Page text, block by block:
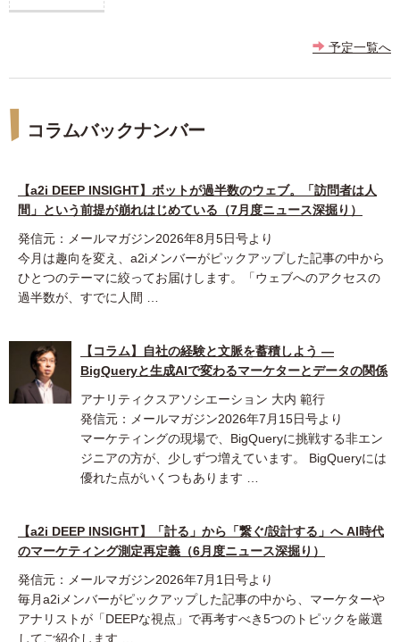
予定一覧へ
コラムバックナンバー
【a2i DEEP INSIGHT】ボットが過半数のウェブ。「訪問者は人
間」という前提が崩れはじめている（7月度ニュース深掘り）
発信元：メールマガジン2026年8月5日号より
今月は趣向を変え、a2iメンバーがピックアップした記事の中から
ひとつのテーマに絞ってお届けします。「ウェブへのアクセスの
過半数が、すでに人間 …
【コラム】自社の経験と文脈を蓄積しよう ―
BigQueryと生成AIで変わるマーケターとデータの関係
アナリティクスアソシエーション 大内 範行
発信元：メールマガジン2026年7月15日号より
マーケティングの現場で、BigQueryに挑戦する非エン
ジニアの方が、少しずつ増えています。 BigQueryには
優れた点がいくつもあります …
【a2i DEEP INSIGHT】「計る」から「繋ぐ/設計する」へ AI時代
のマーケティング測定再定義（6月度ニュース深掘り）
発信元：メールマガジン2026年7月1日号より
毎月a2iメンバーがピックアップした記事の中から、マーケターや
アナリストが「DEEPな視点」で再考すべき5つのトピックを厳選
してご紹介します …